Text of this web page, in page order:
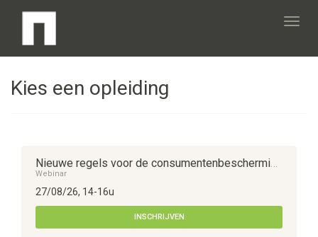
Kies een opleiding
Nieuwe regels voor de consumentenbescherming : Invoering Boek 7 en Boek 9 Burgerlijk Wetboek en Boek XIV WER
Webinar
27/08/26, 14-16u
INSCHRIJVEN